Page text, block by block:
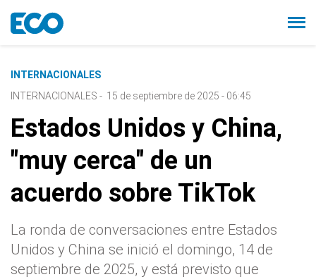
INTERNACIONALES
INTERNACIONALES - 15 de septiembre de 2025 - 06:45
Estados Unidos y China,
"muy cerca" de un
acuerdo sobre TikTok
La ronda de conversaciones entre Estados
Unidos y China se inició el domingo, 14 de
septiembre de 2025, y está previsto que